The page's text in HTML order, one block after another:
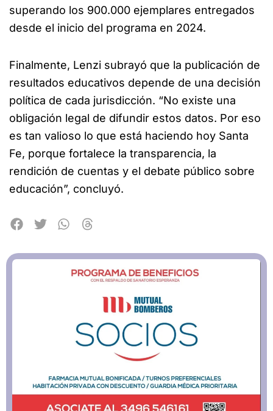
superando los 900.000 ejemplares entregados
desde el inicio del programa en 2024.
Finalmente, Lenzi subrayó que la publicación de
resultados educativos depende de una decisión
política de cada jurisdicción. “No existe una
obligación legal de difundir estos datos. Por eso
es tan valioso lo que está haciendo hoy Santa
Fe, porque fortalece la transparencia, la
rendición de cuentas y el debate público sobre
educación”, concluyó.